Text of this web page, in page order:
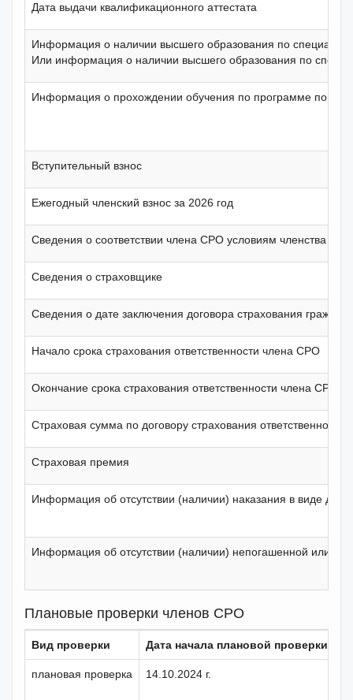
Дата выдачи квалификационного аттестата
Информация о наличии высшего образования по
Или информация о наличии высшего образования по
Информация о прохождении обучения по программе
Вступительный взнос
Ежегодный членский взнос за 2026 год
Сведения о соответствии члена СРО условиям членства
Сведения о страховщике
Сведения о дате заключения договора страхования
Начало срока страхования ответственности члена СРО
Окончание срока страхования ответственности члена СРО
Страховая сумма по договору страхования
Страховая премия
Информация об отсутствии (наличии) наказания в виде
Информация об отсутствии (наличии) непогашенной или
Плановые проверки членов СРО
Вид проверки Дата начала плановой проверки
плановая проверка 14.10.2024 г.